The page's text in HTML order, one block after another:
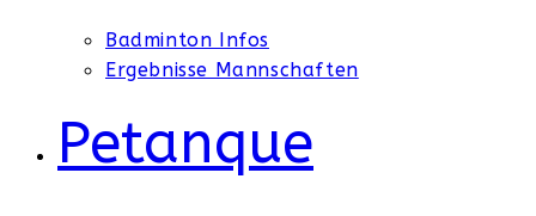
Badminton Infos
Ergebnisse Mannschaften
Petanque